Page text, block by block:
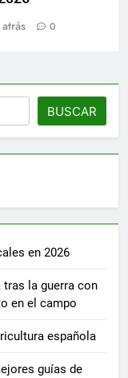
0
BUSCAR
en 2026
tras la guerra con
en el campo
española
guías de